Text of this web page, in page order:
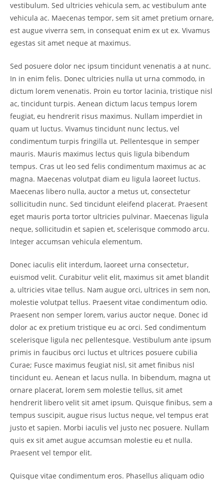
vestibulum. Sed ultricies vehicula sem, ac vestibulum ante
vehicula ac. Maecenas tempor, sem sit amet pretium ornare,
est augue viverra sem, in consequat enim ex ut ex. Vivamus
egestas sit amet neque at maximus.
Sed posuere dolor nec ipsum tincidunt venenatis a at nunc.
In in enim felis. Donec ultricies nulla ut urna commodo, in
dictum lorem venenatis. Proin eu tortor lacinia, tristique nisl
ac, tincidunt turpis. Aenean dictum lacus tempus lorem
feugiat, eu hendrerit risus maximus. Nullam imperdiet in
quam ut luctus. Vivamus tincidunt nunc lectus, vel
condimentum turpis fringilla ut. Pellentesque in semper
mauris. Mauris maximus lectus quis ligula bibendum
tempus. Cras ut leo sed felis condimentum maximus ac ac
magna. Maecenas volutpat diam eu ligula laoreet luctus.
Maecenas libero nulla, auctor a metus ut, consectetur
sollicitudin nunc. Sed tincidunt eleifend placerat. Praesent
eget mauris porta tortor ultricies pulvinar. Maecenas ligula
neque, sollicitudin et sapien et, scelerisque commodo arcu.
Integer accumsan vehicula elementum.
Donec iaculis elit interdum, laoreet urna consectetur,
euismod velit. Curabitur velit elit, maximus sit amet blandit
a, ultricies vitae tellus. Nam augue orci, ultrices in sem non,
molestie volutpat tellus. Praesent vitae condimentum odio.
Praesent non semper lorem, varius auctor neque. Donec id
dolor ac ex pretium tristique eu ac orci. Sed condimentum
scelerisque ligula nec pellentesque. Vestibulum ante ipsum
primis in faucibus orci luctus et ultrices posuere cubilia
Curae; Fusce maximus feugiat nisl, sit amet finibus nisl
tincidunt eu. Aenean et lacus nulla. In bibendum, magna ut
ornare placerat, lorem sem molestie tellus, sit amet
hendrerit libero velit sit amet ipsum. Quisque finibus, sem a
tempus suscipit, augue risus luctus neque, vel tempus erat
justo et sapien. Morbi iaculis vel justo nec posuere. Nullam
quis ex sit amet augue accumsan molestie eu et nulla.
Praesent vel tempor elit.
Quisque vitae condimentum eros. Phasellus aliquam odio